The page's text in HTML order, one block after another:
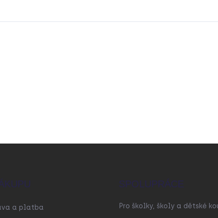
a platba
SPOLUPRÁCE
Pro školky, školy a dětské